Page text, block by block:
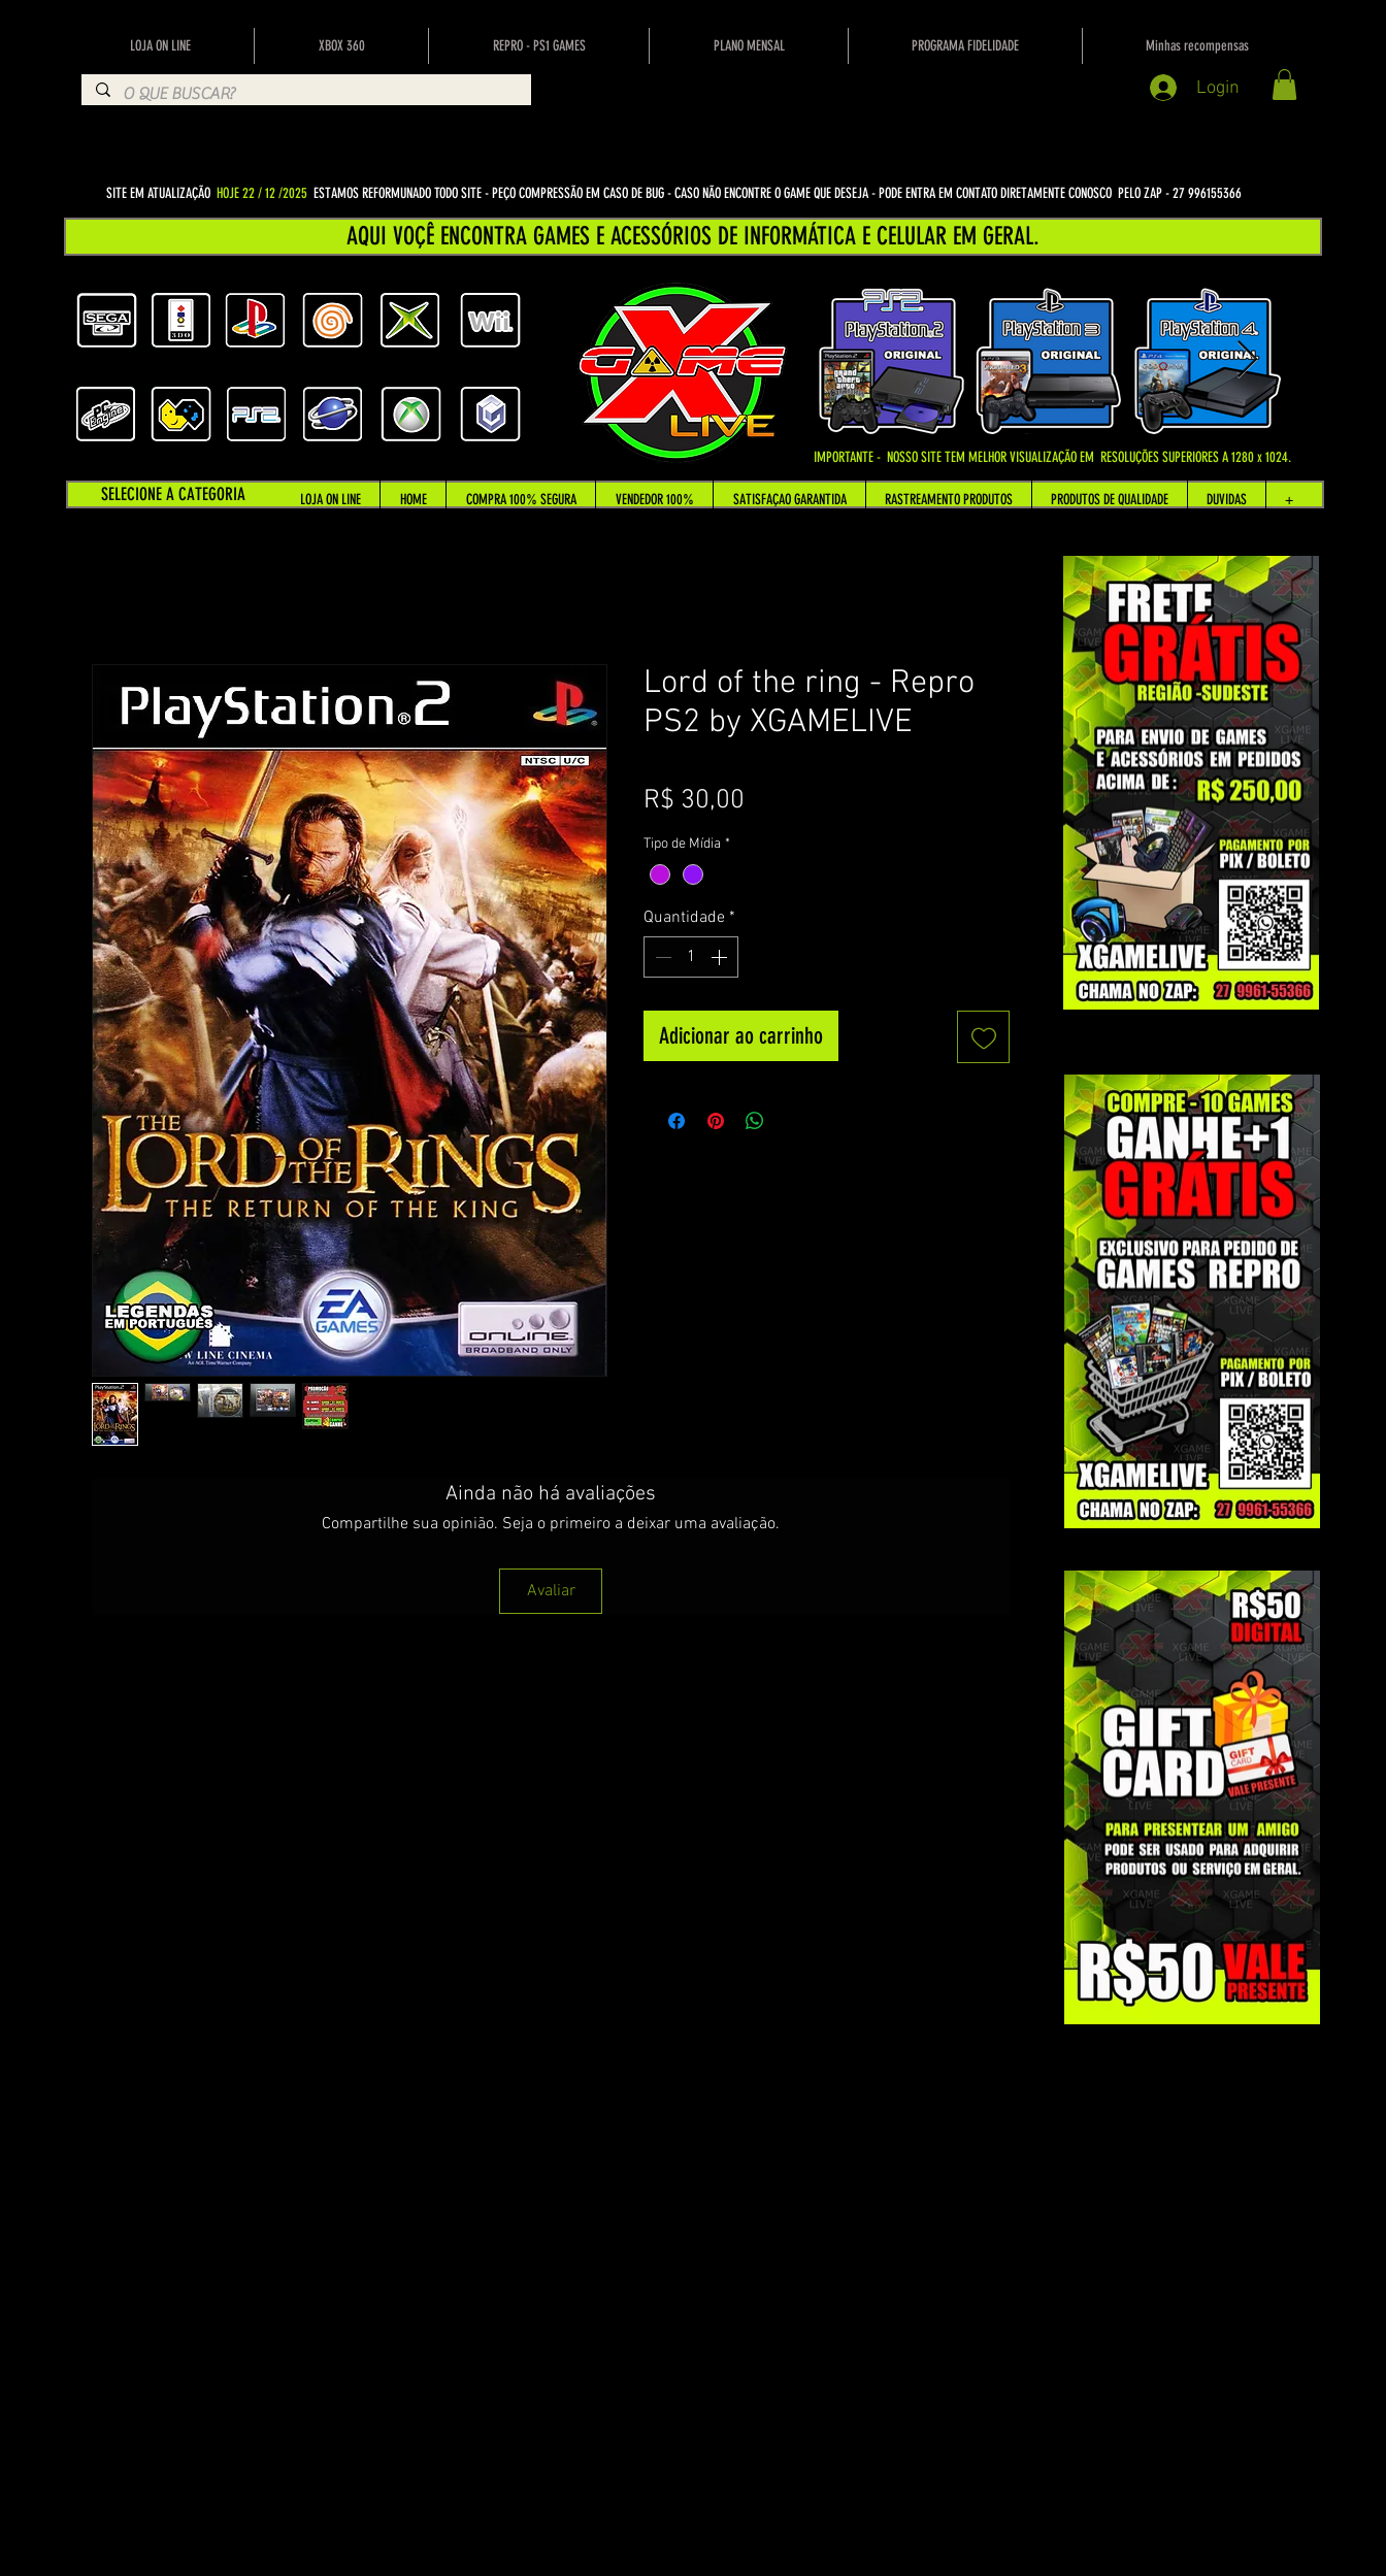
LOJA ON LINE XBOX 360 REPRO - PS1 GAMES PLANO MENSAL PROGRAMA FIDELIDADE Minhas recompensas
Login
Lord of the ring - Repro
PS2 by XGAMELIVE
R$ 30,00
Tipo de Mídia *
Quantidade *
Adicionar ao carrinho
Ainda não há avaliações
Compartilhe sua opinião. Seja o primeiro a deixar uma avaliação.
Avaliar
SELECIONE A CATEGORIA
IMPORTANTE - NOSSO SITE TEM MELHOR VISUALIZAÇÃO EM RESOLUÇÕES SUPERIORES A 1280 x 1024.
AQUI VOÇÊ ENCONTRA GAMES E ACESSÓRIOS DE INFORMÁTICA E CELULAR EM GERAL.
SITE EM ATUALIZAÇÃO HOJE 22 / 12 /2025 ESTAMOS REFORMUNADO TODO SITE - PEÇO COMPRESSÃO EM CASO DE BUG- CASO NÃO ENCONTRE O GAME QUE DESEJA - PODE ENTRA EM CONTATO DIRETAMENTE CONOSCO PELO ZAP - 27 996155366
LOJA ON LINE HOME COMPRA 100% SEGURA VENDEDOR 100% SATISFAÇAO GARANTIDA RASTREAMENTO PRODUTOS PRODUTOS DE QUALIDADE DUVIDAS +